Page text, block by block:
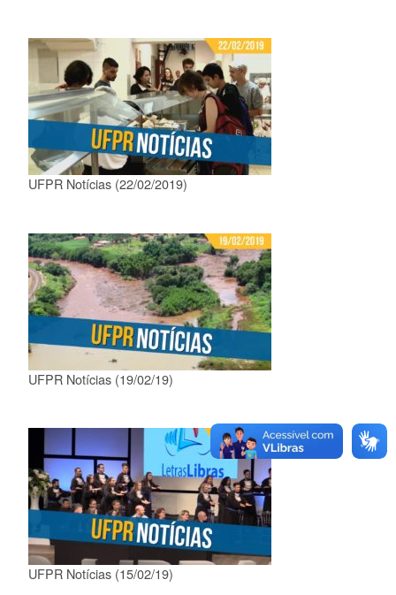
UFPR Notícias (22/02/2019)
UFPR Notícias (19/02/19)
UFPR Notícias (15/02/19)